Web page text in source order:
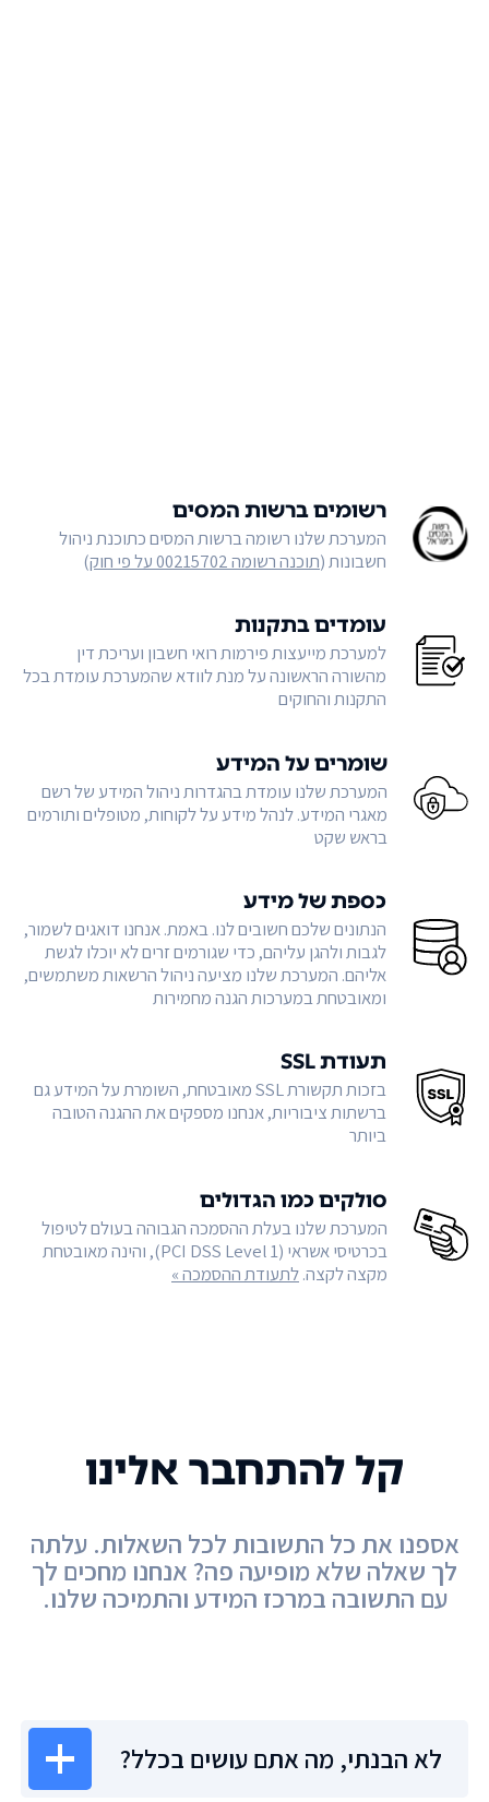
רשומים ברשות המסים
המערכת שלנו רשומה ברשות המסים כתוכנת ניהול
חשבונות (תוכנה רשומה 00215702 על פי חוק )
עומדים בתקנות
למערכת מייעצות פירמות רואי חשבון ועריכת דין
מהשורה הראשונה על מנת לוודא שהמערכת עומדת בכל
התקנות והחוקים
שומרים על המידע
המערכת שלנו עומדת בהגדרות ניהול המידע של רשם
מאגרי המידע. לנהל מידע על לקוחות, מטופלים ותורמים
בראש שקט
כספת של מידע
הנתונים שלכם חשובים לנו. באמת. אנחנו דואגים לשמור,
לגבות ולהגן עליהם, כדי שגורמים זרים לא יוכלו לגשת
אליהם. המערכת שלנו מציעה ניהול הרשאות משתמשים,
ומאובטחת במערכות הגנה מחמירות
תעודת SSL
בזכות תקשורת SSL מאובטחת, השומרת על המידע גם
ברשתות ציבוריות, אנחנו מספקים את ההגנה הטובה
ביותר
סולקים כמו הגדולים
המערכת שלנו בעלת ההסמכה הגבוהה בעולם לטיפול
בכרטיסי אשראי (PCI DSS Level 1), והינה מאובטחת
מקצה לקצה.לתעודת ההסמכה »
לא הבנתי, מה אתם עושים בכלל?
קל להתחבר אלינו
אספנו את כל התשובות לכל השאלות. עלתה
לך שאלה שלא מופיעה פה? אנחנו מחכים לך
עם התשובה במרכז המידע והתמיכה שלנו.